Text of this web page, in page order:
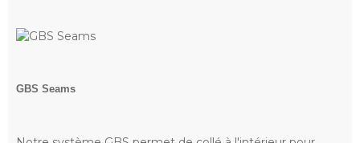
GBS Seams